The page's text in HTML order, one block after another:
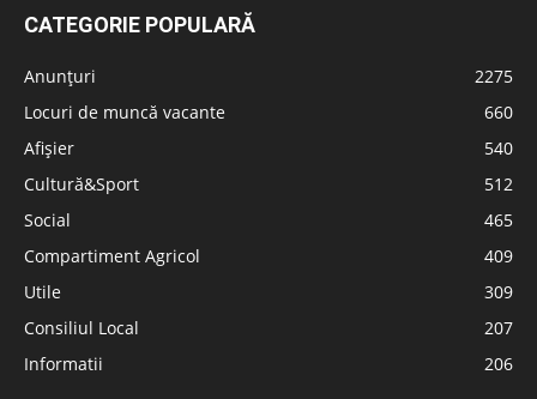
CATEGORIE POPULARĂ
Anunțuri
2275
Locuri de muncă vacante
660
Afișier
540
Cultură&Sport
512
Social
465
Compartiment Agricol
409
Utile
309
Consiliul Local
207
Informatii
206